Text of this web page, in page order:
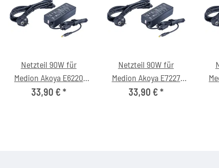
Netzteil 90W für
Medion Akoya E6220
(MD97861) Notebook
33,90 €*
Netzteil 90W für
Medion Akoya E7227
(MD98575) Notebook
33,90 €*